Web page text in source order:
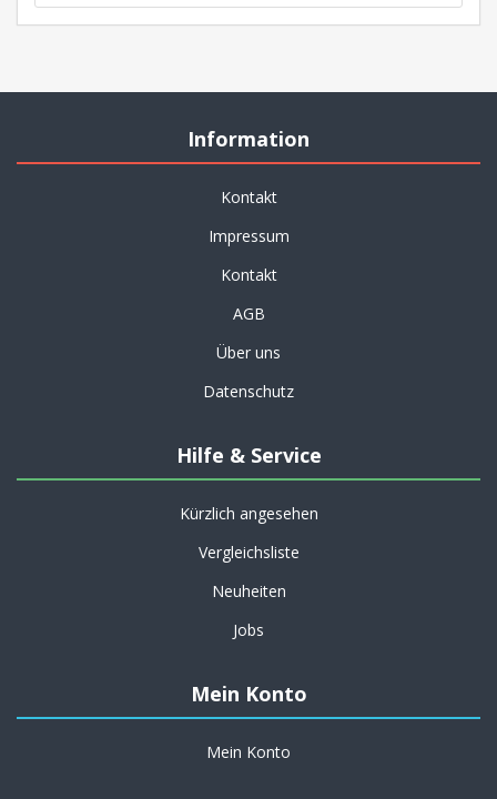
Information
Kontakt
Impressum
Kontakt
AGB
Über uns
Datenschutz
Hilfe & Service
Kürzlich angesehen
Vergleichsliste
Neuheiten
Jobs
Mein Konto
Mein Konto